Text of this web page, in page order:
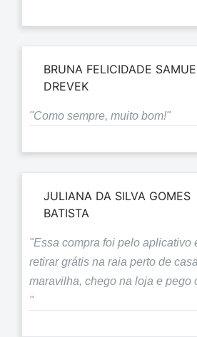
BRUNA FELICIDADE
DREVEK
"Como sempre, muito bom!"
JULIANA DA SILVA GOMES
BATISTA
"Essa compra foi pelo aplicativo
retirar grátis na raia perto de
maravilha, chego na loja e pego
"